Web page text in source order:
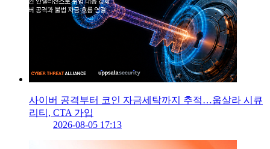
사이버 공격부터 코인 자금세탁까지 추적…웁살라 시큐
리티, CTA 가입
2026-08-05 17:13